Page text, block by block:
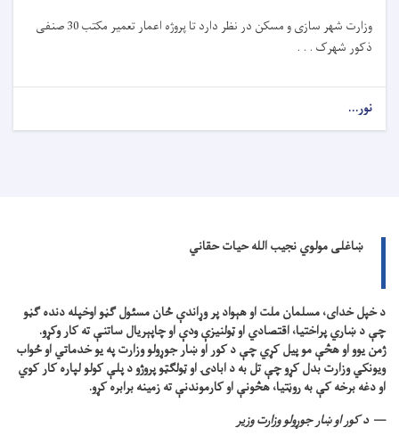
وزارت شهر سازی و مسکن در نظر دارد تاپروژه
اعمار تعمیر مکتب 30 صنفی
ذکور شهرک . . .
نور...
ښاغلی مولوي نجیب الله حیات حقاني
د خپل خدای، مسلمان ملت او هېواد پر وړاندې ځان مسئول ګڼو اوخپله دنده ګڼو
چې د ښاري پراختیا، اقتصادي او ټولنیزې ودې او چاپېریال ساتنې ته کار وکړو.
ژمن یوو او هڅې مو پیل کړي چې د کور او ښار جوړولو وزارت په یو خدماتي او ځواب
ویونکي وزارت بدل کړو چې تل به د ابادۍ او ټولګټو پروژو د پلې کولو لپاره کار کوي
او دغه برخه کې به روڼتیا، هڅونې او کارموندنې ته زمینه برابره کړو.
د کور او ښار جوړولو وزارت وزیر